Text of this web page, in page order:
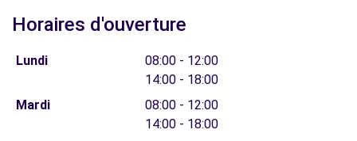
Horaires d'ouverture
Lundi
08:00 - 12:00
14:00 - 18:00
Mardi
08:00 - 12:00
14:00 - 18:00